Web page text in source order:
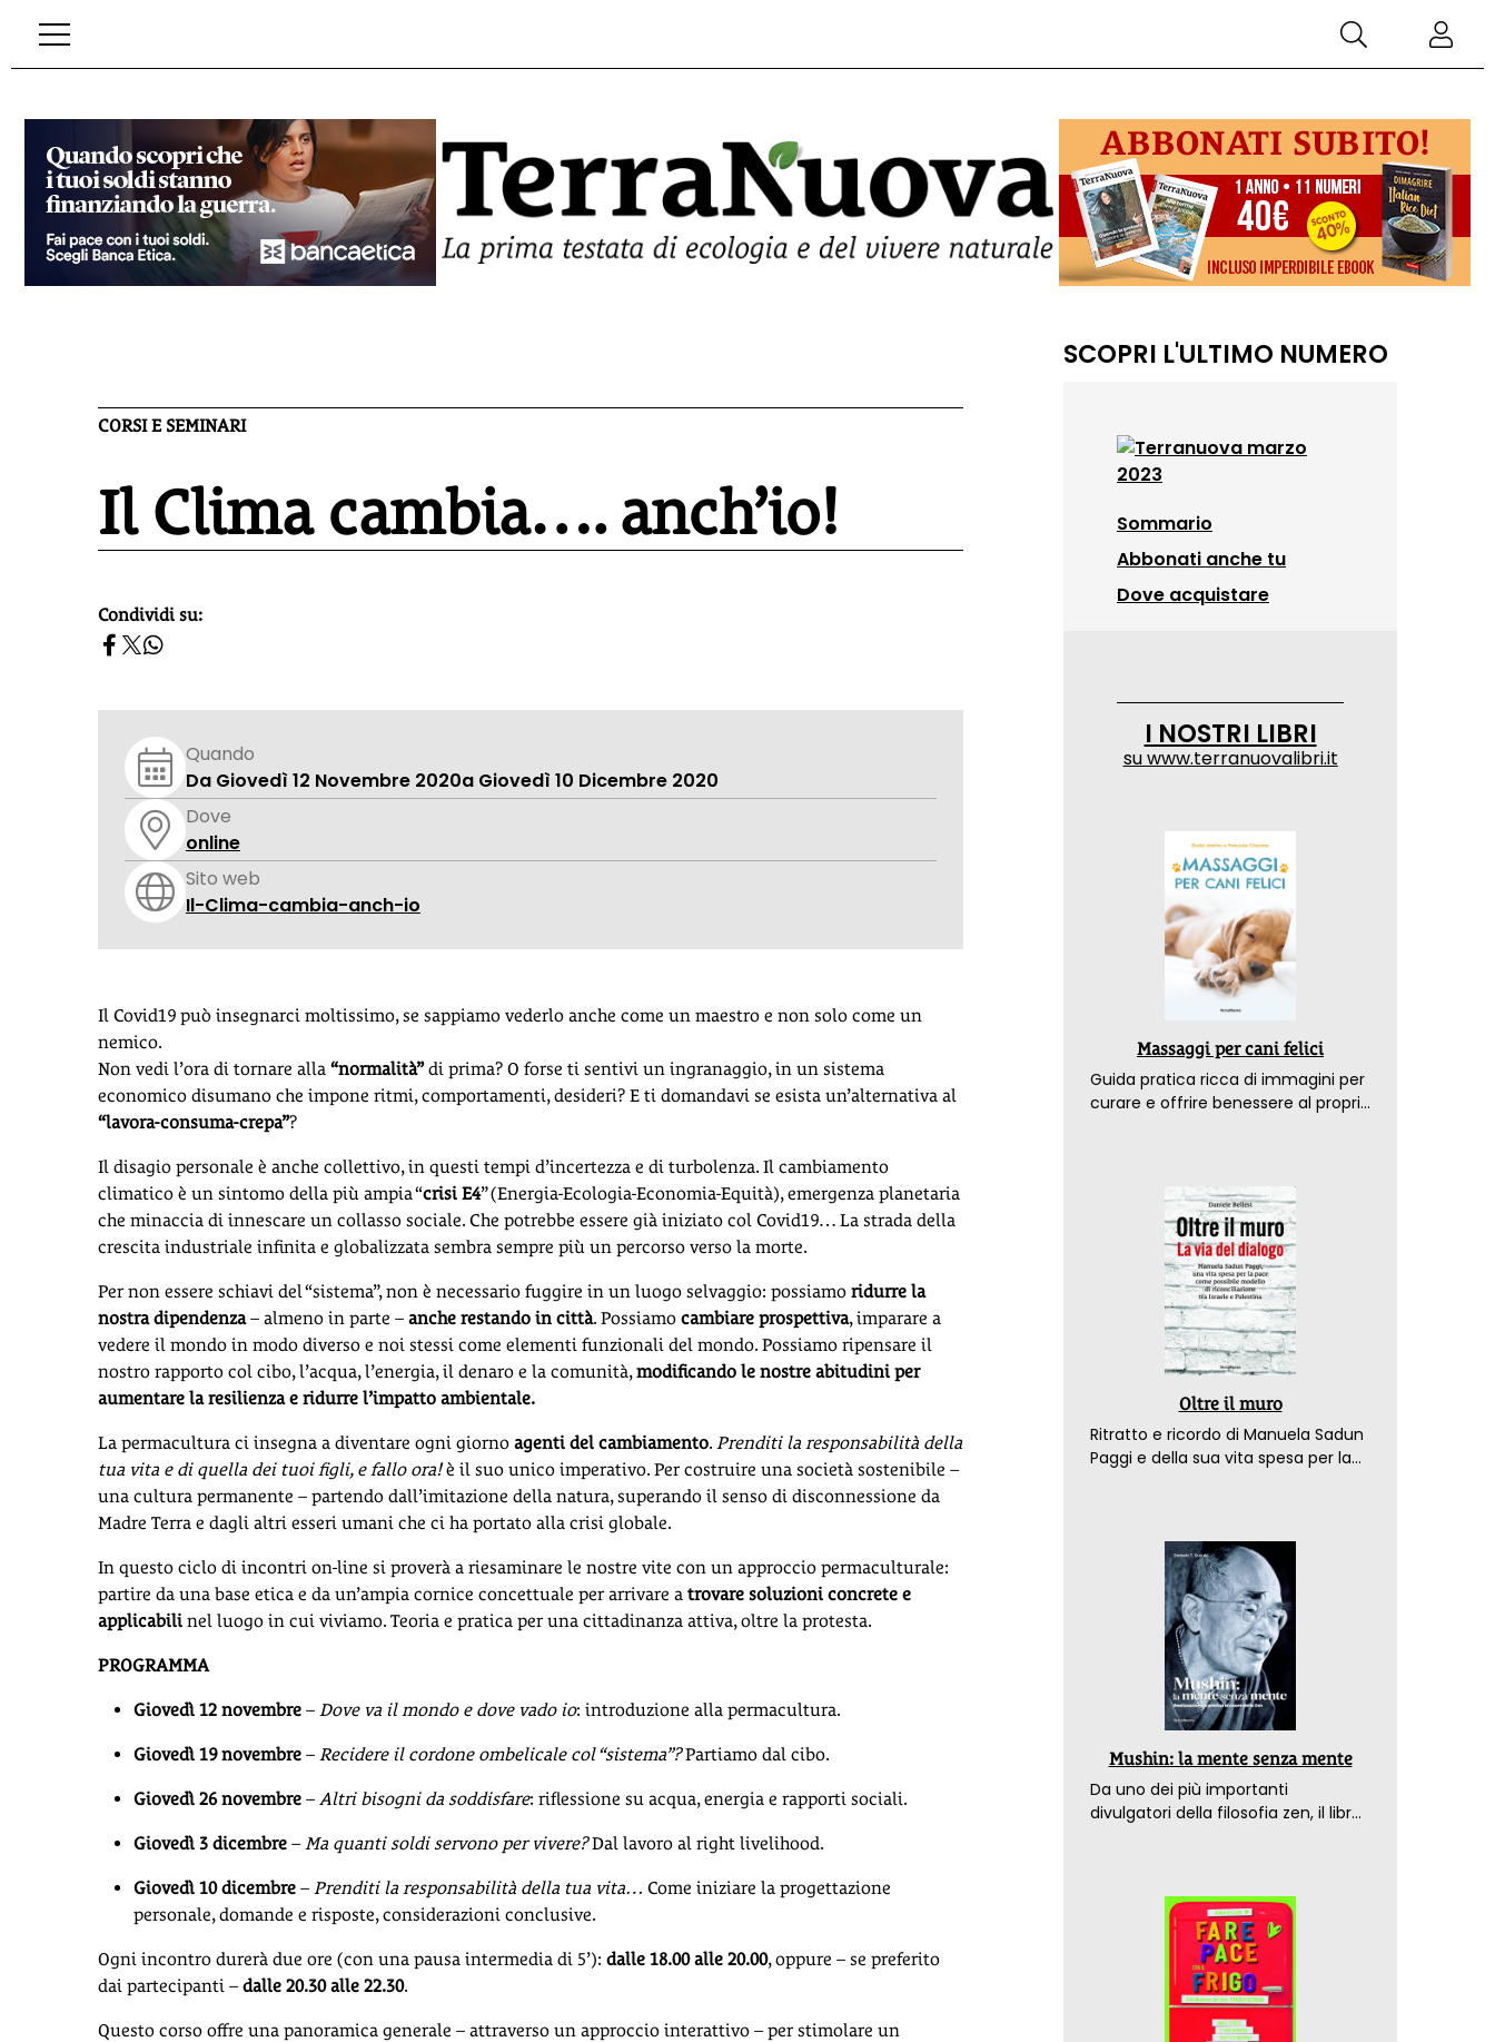
CORSI E SEMINARI
Il Clima cambia…. anch’io!
homepage h2
Condividi su:
Quando
Da Giovedì 12 Novembre 2020a Giovedì 10 Dicembre 2020
Dove
online
Sito web
Il-Clima-cambia-anch-io
Il Covid19 può insegnarci moltissimo, se sappiamo vederlo anche come un maestro e non solo come un
nemico.
Non vedi l’ora di tornare alla “normalità”di prima? O forse ti sentivi un ingranaggio, in un sistema
economico disumano che impone ritmi, comportamenti, desideri? E ti domandavi se esista un’alternativa al
“lavora-consuma-crepa”?
Il disagio personale è anche collettivo, in questi tempi d’incertezza e di turbolenza. Il cambiamento
climatico è un sintomo della più ampia “crisi E4” (Energia-Ecologia-Economia-Equità), emergenza planetaria
che minaccia di innescare un collasso sociale. Che potrebbe essere già iniziato col Covid19… La strada della
crescita industriale infinita e globalizzata sembra sempre più un percorso verso la morte.
Per non essere schiavi del “sistema”, non è necessario fuggire in un luogo selvaggio: possiamo ridurre la
nostra dipendenza– almeno in parte – anche restando in città. Possiamo cambiare prospettiva, imparare a
vedere il mondo in modo diverso e noi stessi come elementi funzionali del mondo. Possiamo ripensare il
nostro rapporto col cibo, l’acqua, l’energia, il denaro e la comunità,modificando le nostre abitudini per
aumentare la resilienza e ridurre l’impatto ambientale.
La permacultura ci insegna a diventare ogni giorno agenti del cambiamento. Prenditi la responsabilità della
tua vita e di quella dei tuoi figli, e fallo ora!è il suo unico imperativo. Per costruire una società sostenibile –
una cultura permanente – partendo dall’imitazione della natura, superando il senso di disconnessione da
Madre Terra e dagli altri esseri umani che ci ha portato alla crisi globale.
In questo ciclo di incontri on-line si proverà a riesaminare le nostre vite con un approccio permaculturale:
partire da una base etica e da un’ampia cornice concettuale per arrivare a trovare soluzioni concrete e
applicabili nel luogo in cui viviamo. Teoria e pratica per una cittadinanza attiva, oltre la protesta.
PROGRAMMA
Giovedì 12 novembre – Dove va il mondo e dove vado io: introduzione alla permacultura.
Giovedì 19 novembre – Recidere il cordone ombelicale col “sistema”?Partiamo dal cibo.
Giovedì 26 novembre – Altri bisogni da soddisfare: riflessione su acqua, energia e rapporti sociali.
Giovedì 3 dicembre – Ma quanti soldi servono per vivere?Dal lavoro al right livelihood.
Giovedì 10 dicembre – Prenditi la responsabilità della tua vita… Come iniziare la progettazione
personale, domande e risposte, considerazioni conclusive.
Ogni incontro durerà due ore (con una pausa intermedia di 5’): dalle 18.00 alle 20.00, oppure – se preferito
dai partecipanti – dalle 20.30 alle 22.30.
Questo corso offre una panoramica generale – attraverso un approccio interattivo – per stimolare un
SCOPRI L'ULTIMO NUMERO
Sommario
Abbonati anche tu
Dove acquistare
I NOSTRI LIBRI
suwww.terranuovalibri.it
Massaggi per cani felici
Guida pratica ricca di immagini per
curare e offrire benessere al proprio
Oltre il muro
Ritratto e ricordo di Manuela Sadun
Paggi e della sua vita spesa per la
Mushin: la mente senza mente
Da uno dei più importanti
divulgatori della filosofia zen, il libro